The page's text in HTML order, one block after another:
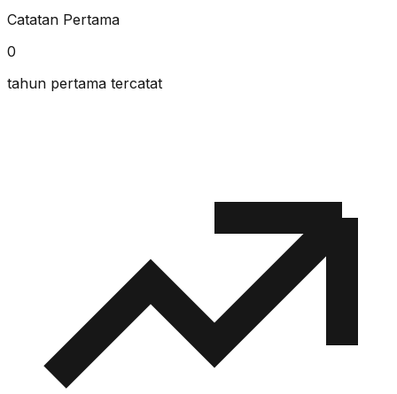
Catatan Pertama
0
tahun pertama tercatat